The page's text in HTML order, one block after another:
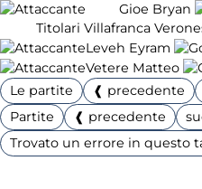
Gioe Bryan
Titolari Villafranca
Leveh Eyram
Vetere Matteo
Le partite
❰ precedente
Partite
❰ precedente
Trovato un errore in questo